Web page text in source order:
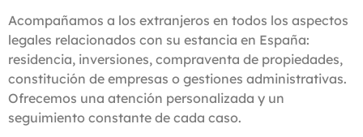
Acompañamos a los extranjeros en todos los aspectos
legales relacionados con su estancia en España:
residencia, inversiones, compraventa de propiedades,
constitución de empresas o gestiones administrativas.
Ofrecemos una atención personalizada y un
seguimiento constante de cada caso.